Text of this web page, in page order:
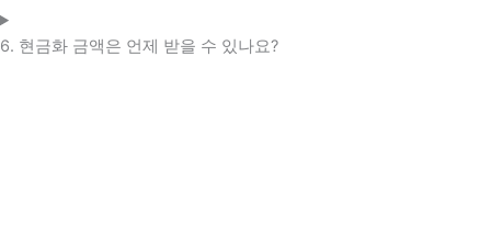
6. 현금화 금액은 언제 받을 수 있나요?